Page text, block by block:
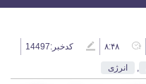
۸:۴۸ کدخبر:14497
, انرژی